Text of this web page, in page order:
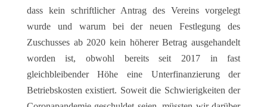
dass kein schriftlicher Antrag des Vereins vorgelegt
wurde und warum bei der neuen Festlegung des
Zuschusses ab 2020 kein höherer Betrag ausgehandelt
worden ist, obwohl bereits seit 2017 in fast
gleichbleibender Höhe eine Unterfinanzierung der
Betriebskosten existiert. Soweit die Schwierigkeiten der